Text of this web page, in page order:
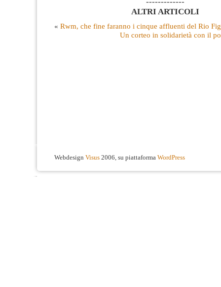
ALTRI ARTICOLI
« Rwm, che fine faranno i cinque affluenti del Rio
Un corteo in solidarietà con il
Webdesign Visus 2006, su piattaforma WordPress